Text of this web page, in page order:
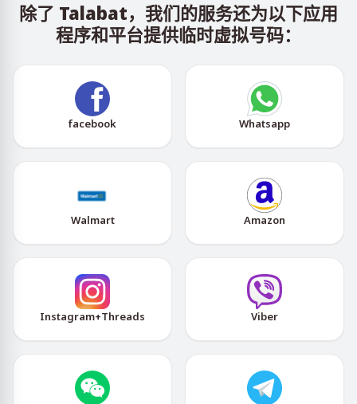
除了 Talabat，我们的服务还为以下应用
程序和平台提供临时虚拟号码：
facebook Whatsapp
Walmart Amazon
Instagram+Threads Viber